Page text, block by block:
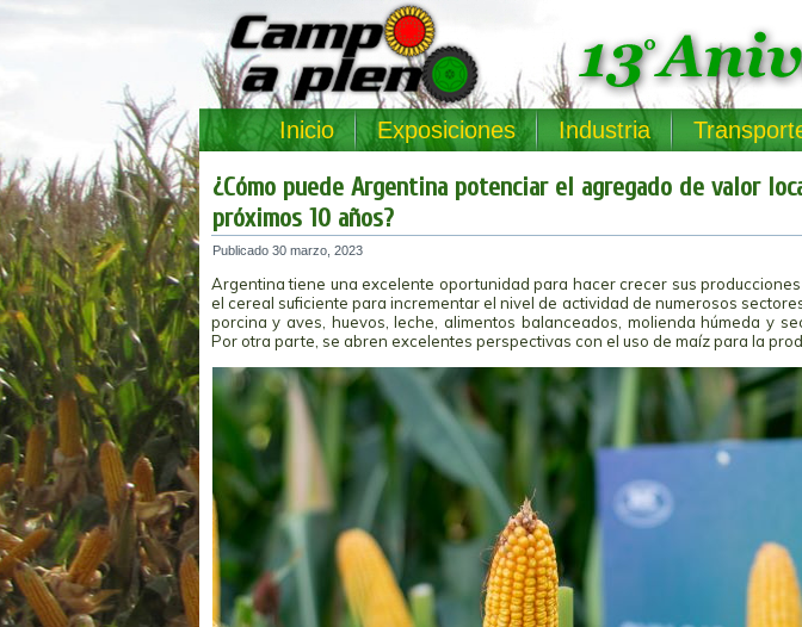
Inicio Exposiciones Industria
¿Cómo puede Argentina potenciar el agregado de valor
próximos 10 años?
Publicado 30 marzo, 2023
Argentina tiene una excelente oportunidad para hacer crecer sus
el cereal suficiente para incrementar el nivel de actividad de numerosos
porcina y aves, huevos, leche, alimentos balanceados, molienda húmeda y
Por otra parte, se abren excelentes perspectivas con el uso de maíz para la